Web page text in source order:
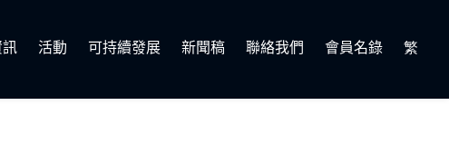
訊 活動 可持續發展 新聞稿 聯絡我們 會員名錄 繁